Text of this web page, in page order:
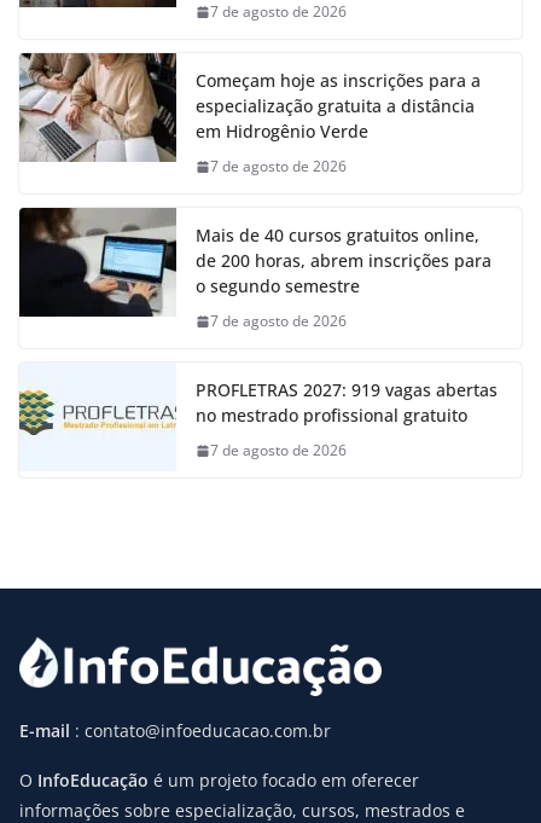
7 de agosto de 2026
Começam hoje as inscrições para a
especialização gratuita a distância
em Hidrogênio Verde
7 de agosto de 2026
Mais de 40 cursos gratuitos online,
de 200 horas, abrem inscrições para
o segundo semestre
7 de agosto de 2026
PROFLETRAS 2027: 919 vagas abertas
no mestrado profissional gratuito
7 de agosto de 2026
E-mail : contato@infoeducacao.com.br
O InfoEducação é um projeto focado em oferecer
informações sobre especialização, cursos, mestrados e